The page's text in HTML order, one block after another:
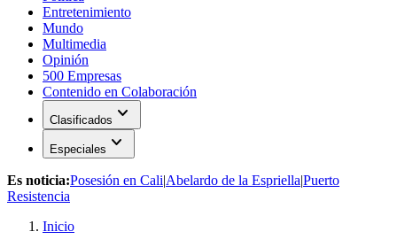
Entretenimiento
Mundo
Multimedia
Opinión
500 Empresas
Contenido en Colaboración
Clasificados expand_more
Especiales expand_more
Es noticia:Posesión en Cali|Abelardo de la Espriella|Puerto
Resistencia
Inicio